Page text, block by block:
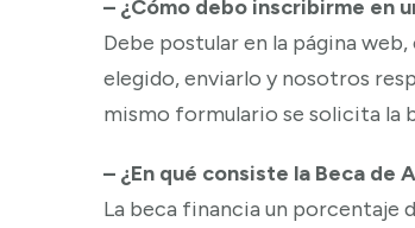
– ¿Cómo debo inscribirme en
Debe postular en la página
elegido, enviarlo y nosotros
mismo formulario se solicita la
– ¿En qué consiste la Beca de
La beca financia un porcentaje